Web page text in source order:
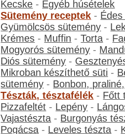
Kecske - Egyéb húsételek
Sütemény receptek -
Gyümölcsös sütemény -
Krémes - Muffin -Torta -
Mogyorós sütemény -
Diós sütemény -
Mikroban készíthető süti -
sütemény - Bonbon,
Tészták, tésztafélék - Főtt
Pizzafeltét - Lepény -
Vajastészta - Burgonyás
Pogácsa - Leveles tészta -